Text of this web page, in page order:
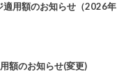
適用額のお知らせ（2026年
額のお知らせ(変更)